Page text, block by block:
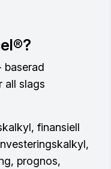
baserad
all slags
finansiell
prognos,